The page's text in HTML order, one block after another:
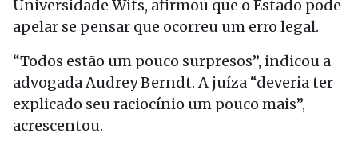
Universidade Wits, afirmou que o Estado pode
apelar se pensar que ocorreu um erro legal.
“Todos estão um pouco surpresos”, indicou a
advogada Audrey Berndt. A juíza “deveria ter
explicado seu raciocínio um pouco mais”,
acrescentou.